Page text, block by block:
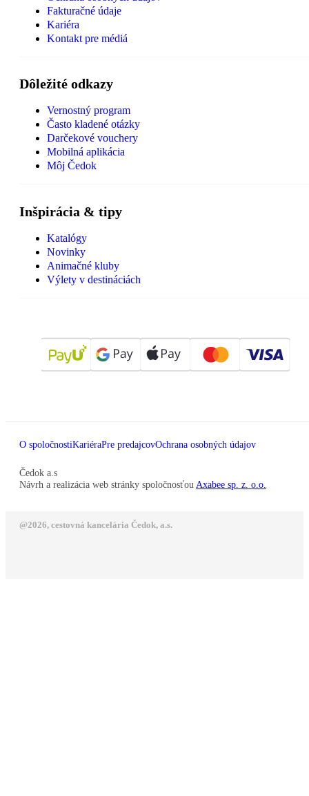
Fakturačné údaje
Kariéra
Kontakt pre médiá
Dôležité odkazy
Vernostný program
Často kladené otázky
Darčekové vouchery
Mobilná aplikácia
Môj Čedok
Inšpirácia & tipy
Katalógy
Novinky
Animačné kluby
Výlety v destináciách
O spoločnostiKariéraPre predajcovOchrana osobných údajov
Čedok a.s
Návrh a realizácia web stránky spoločnosťou Axabee sp. z. o.o.
@2026, cestovná kancelária Čedok, a.s.